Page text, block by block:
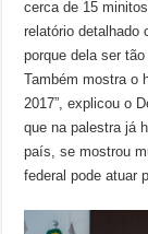
cerca de 15
relatório detalhado
porque dela ser
Também mostra o
2017”, explicou o
que na palestra já
país, se mostrou
federal pode atuar